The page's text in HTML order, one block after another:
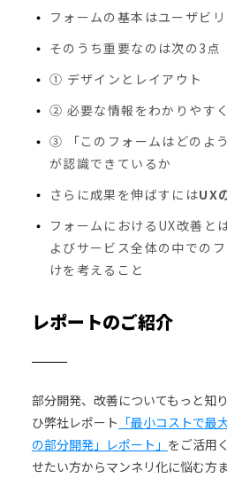
フォームの基本はユーザビ
そのうち重要なのは次の3点
① デザインとレイアウト
② 必要な情報をわかりやす
③ 「このフォームはどのよ
が認識できているか
さらに成果を伸ばすにはUX
フォームにおけるUX改善と
よびサービス全体の中での
けを考えること
レポートのご紹介
部分開発、改善についてもっと知
ひ弊社レポート 「最小コストで最
の部分開発」レポート」 をご活用
せたい方からマンネリ化に悩む方